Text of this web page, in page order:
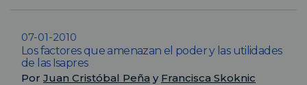
07-01-2010
Los factores que amenazan el poder y las utilidades
de las Isapres
Por Juan Cristóbal Peña y Francisca Skoknic